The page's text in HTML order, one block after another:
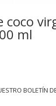
coco
ml
BOLETÍN